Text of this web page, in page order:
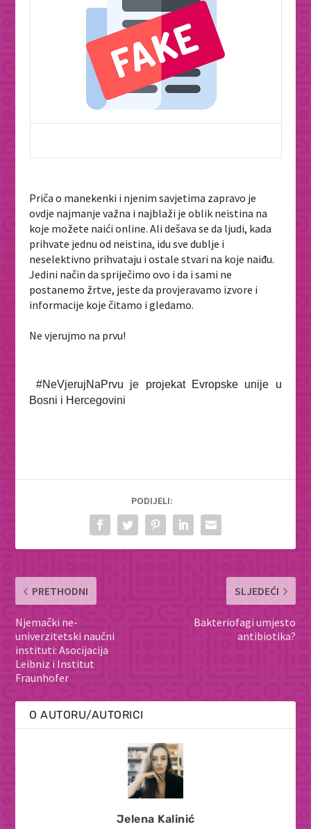
Priča o manekenki i njenim savjetima zapravo je
ovdje najmanje važna i najblaži je oblik neistina na
koje možete naići online. Ali dešava se da ljudi, kada
prihvate jednu od neistina, idu sve dublje i
neselektivno prihvataju i ostale stvari na koje naiđu.
Jedini način da spriječimo ovo i da i sami ne
postanemo žrtve, jeste da provjeravamo izvore i
informacije koje čitamo i gledamo.
Ne vjerujmo na prvu!
#NeVjerujNaPrvu je projekat Evropske unije u
Bosni i Hercegovini
PODIJELI:
PRETHODNI
Njemački ne-
univerzitetski naučni
instituti: Asocijacija
Leibniz i Institut
Fraunhofer
SLJEDEĆI
Bakteriofagi umjesto
antibiotika?
O AUTORU/AUTORICI
Jelena Kalinić